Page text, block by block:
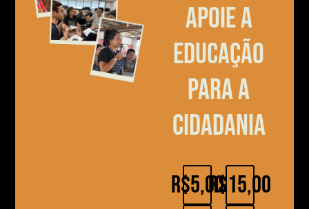
Apoie a
educação
para a
cidadania
R$5,00R$15,00